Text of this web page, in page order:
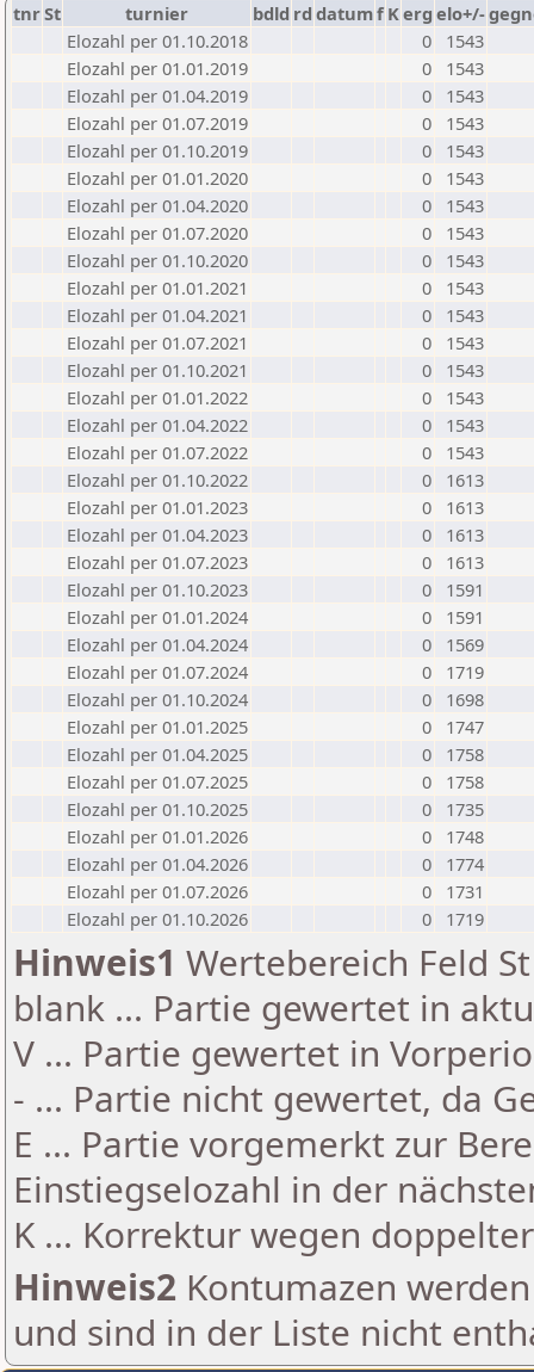
tnrSt turnier bdld rd datumf Kerg elo+/-
Elozahl per 01.10.2018
0
1543
Elozahl per 01.01.2019
0
1543
Elozahl per 01.04.2019
0
1543
Elozahl per 01.07.2019
0
1543
Elozahl per 01.10.2019
0
1543
Elozahl per 01.01.2020
0
1543
Elozahl per 01.04.2020
0
1543
Elozahl per 01.07.2020
0
1543
Elozahl per 01.10.2020
0
1543
Elozahl per 01.01.2021
0
1543
Elozahl per 01.04.2021
0
1543
Elozahl per 01.07.2021
0
1543
Elozahl per 01.10.2021
0
1543
Elozahl per 01.01.2022
0
1543
Elozahl per 01.04.2022
0
1543
Elozahl per 01.07.2022
0
1543
Elozahl per 01.10.2022
0
1613
Elozahl per 01.01.2023
0
1613
Elozahl per 01.04.2023
0
1613
Elozahl per 01.07.2023
0
1613
Elozahl per 01.10.2023
0
1591
Elozahl per 01.01.2024
0
1591
Elozahl per 01.04.2024
0
1569
Elozahl per 01.07.2024
0
1719
Elozahl per 01.10.2024
0
1698
Elozahl per 01.01.2025
0
1747
Elozahl per 01.04.2025
0
1758
Elozahl per 01.07.2025
0
1758
Elozahl per 01.10.2025
0
1735
Elozahl per 01.01.2026
0
1748
Elozahl per 01.04.2026
0
1774
Elozahl per 01.07.2026
0
1731
Elozahl per 01.10.2026
0 1719
Hinweis1 Wertebereich Feld
blank ... Partie gewertet in
V ... Partie gewertet in
- ... Partie nicht gewertet, da
E ... Partie vorgemerkt zur
Einstiegselozahl in der
K ... Korrektur wegen
Hinweis2 Kontumazen
und sind in der Liste nicht